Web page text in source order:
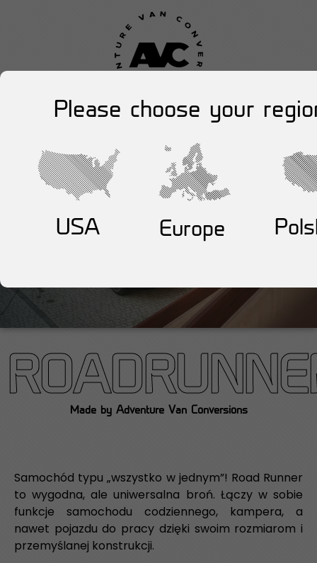
Made by Adventure Van Conversions
Samochód typu „wszystko w jednym”! Road Runner
to wygodna, ale uniwersalna broń. Łączy w sobie
funkcje samochodu codziennego, kampera, a
nawet pojazdu do pracy dzięki swoim rozmiarom i
przemyślanej konstrukcji.
Please choose your
USA Europe